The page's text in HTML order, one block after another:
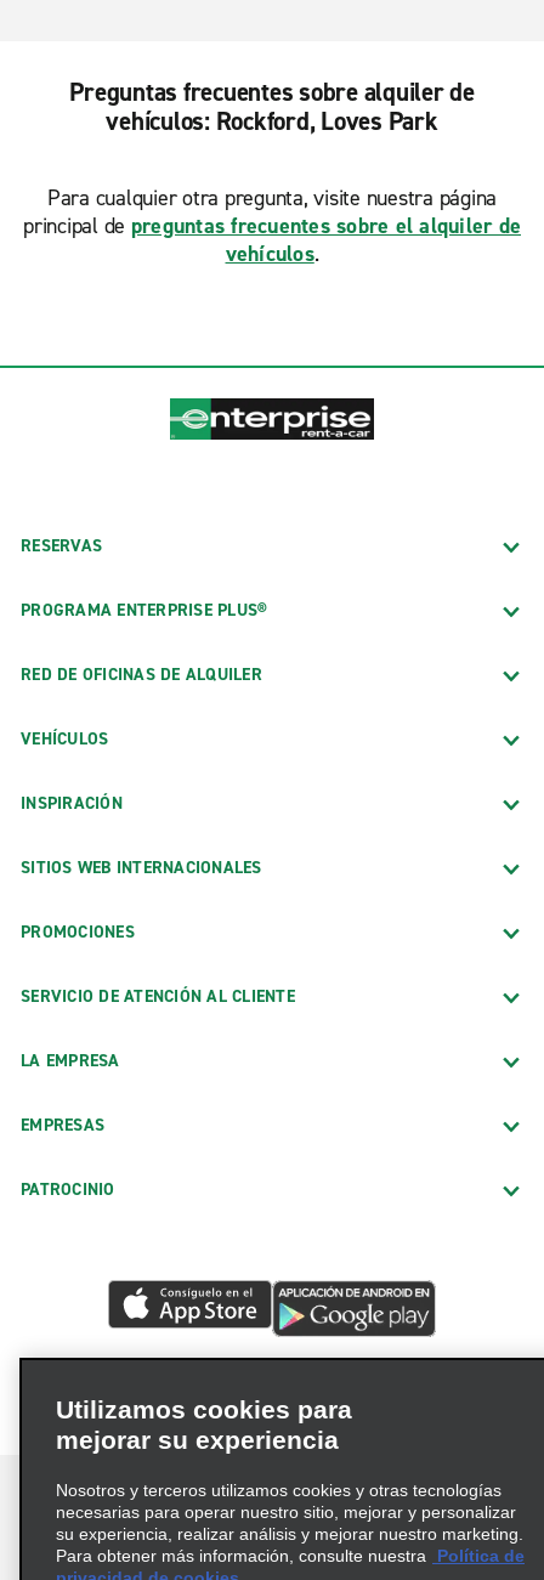
Preguntas frecuentes sobre alquiler de
vehículos: Rockford, Loves Park
Para cualquier otra pregunta, visite nuestra página
principal de preguntas frecuentes sobre el alquiler de
vehículos.
RESERVAS
PROGRAMA ENTERPRISE PLUS®
RED DE OFICINAS DE ALQUILER
VEHÍCULOS
INSPIRACIÓN
SITIOS WEB INTERNACIONALES
PROMOCIONES
SERVICIO DE ATENCIÓN AL CLIENTE
LA EMPRESA
EMPRESAS
PATROCINIO
Términos de uso Política de privacidad
Utilizamos cookies para
mejorar su experiencia
Nosotros y terceros utilizamos cookies y otras tecnologías
necesarias para operar nuestro sitio, mejorar y personalizar
su experiencia, realizar análisis y mejorar nuestro marketing.
Para obtener más información, consulte nuestra
Política de